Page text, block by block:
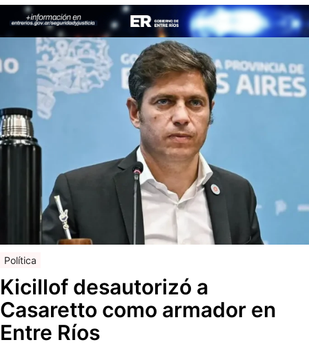
Política
Kicillof desautorizó a
Casaretto como armador en
Entre Ríos